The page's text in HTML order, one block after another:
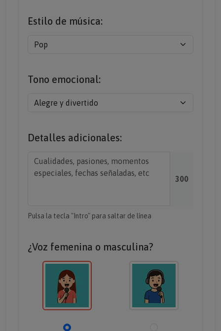
Estilo de música:
Tono emocional:
Detalles adicionales:
300
Pulsa la tecla "Intro" para saltar de línea
¿Voz femenina o masculina?